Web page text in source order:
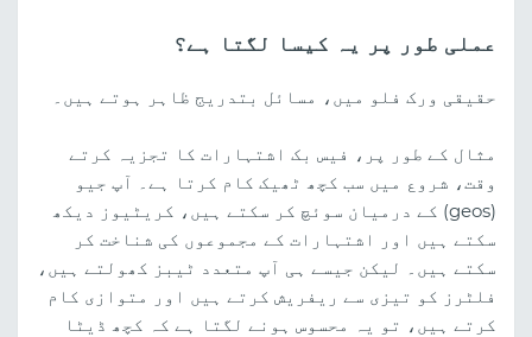
عملی طور پر یہ کیسا لگتا ہے؟
حقیقی ورک فلو میں، مسائل بتدریج ظاہر ہوتے ہیں۔
مثال کے طور پر، فیس بک اشتہارات کا تجزیہ کرتے
وقت، شروع میں سب کچھ ٹھیک کام کرتا ہے۔ آپ جیو
(geos) کے درمیان سوئچ کر سکتے ہیں، کریٹیوز دیکھ
سکتے ہیں اور اشتہارات کے مجموعوں کی شناخت کر
سکتے ہیں۔ لیکن جیسے ہی آپ متعدد ٹیبز کھولتے ہیں،
فلٹرز کو تیزی سے ریفریش کرتے ہیں اور متوازی کام
کرتے ہیں، تو یہ محسوس ہونے لگتا ہے کہ کچھ ڈیٹا